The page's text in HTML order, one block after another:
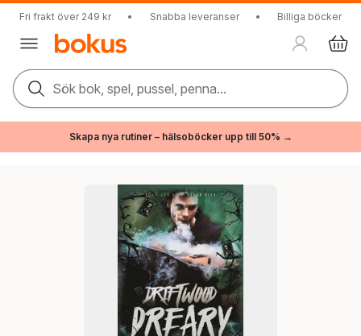
Fri frakt över 249 kr • Snabba leveranser • Billiga böcker
Sök bok, spel, pussel, penna...
Skapa nya rutiner – hälsoböcker upp till 50% →